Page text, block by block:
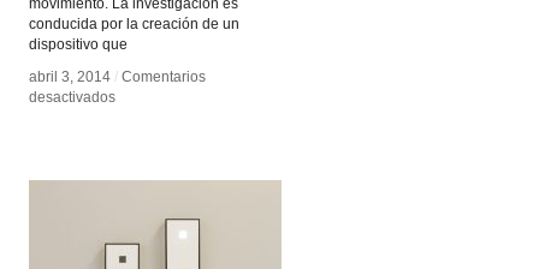
movimiento. La investigación es
conducida por la creación de un
dispositivo que
abril 3, 2014 / Comentarios
desactivadosen
de
abril 3, 2014 / Comentarios
desactivadosen
de